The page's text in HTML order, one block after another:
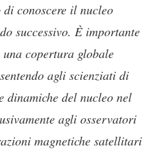
conoscere il nucleo
successivo. È importante
copertura globale
agli scienziati di
dinamiche del nucleo nel
agli osservatori
magnetiche satellitari